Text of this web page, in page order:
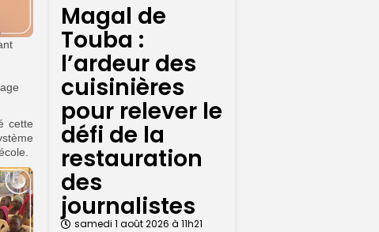
Magal de
Touba :
l’ardeur des
cuisinières
pour relever le
défi de la
restauration
des
journalistes
samedi 1 août 2026 à 11h21
cette